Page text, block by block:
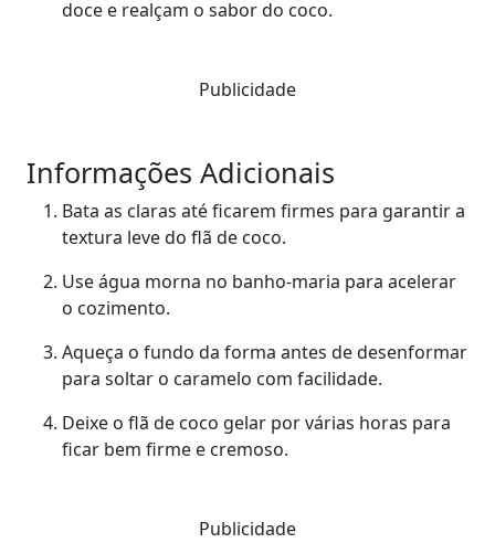
doce e realçam o sabor do coco.
Publicidade
Informações Adicionais
Bata as claras até ficarem firmes para garantir a
textura leve do flã de coco.
Use água morna no banho-maria para acelerar
o cozimento.
Aqueça o fundo da forma antes de desenformar
para soltar o caramelo com facilidade.
Deixe o flã de coco gelar por várias horas para
ficar bem firme e cremoso.
Publicidade